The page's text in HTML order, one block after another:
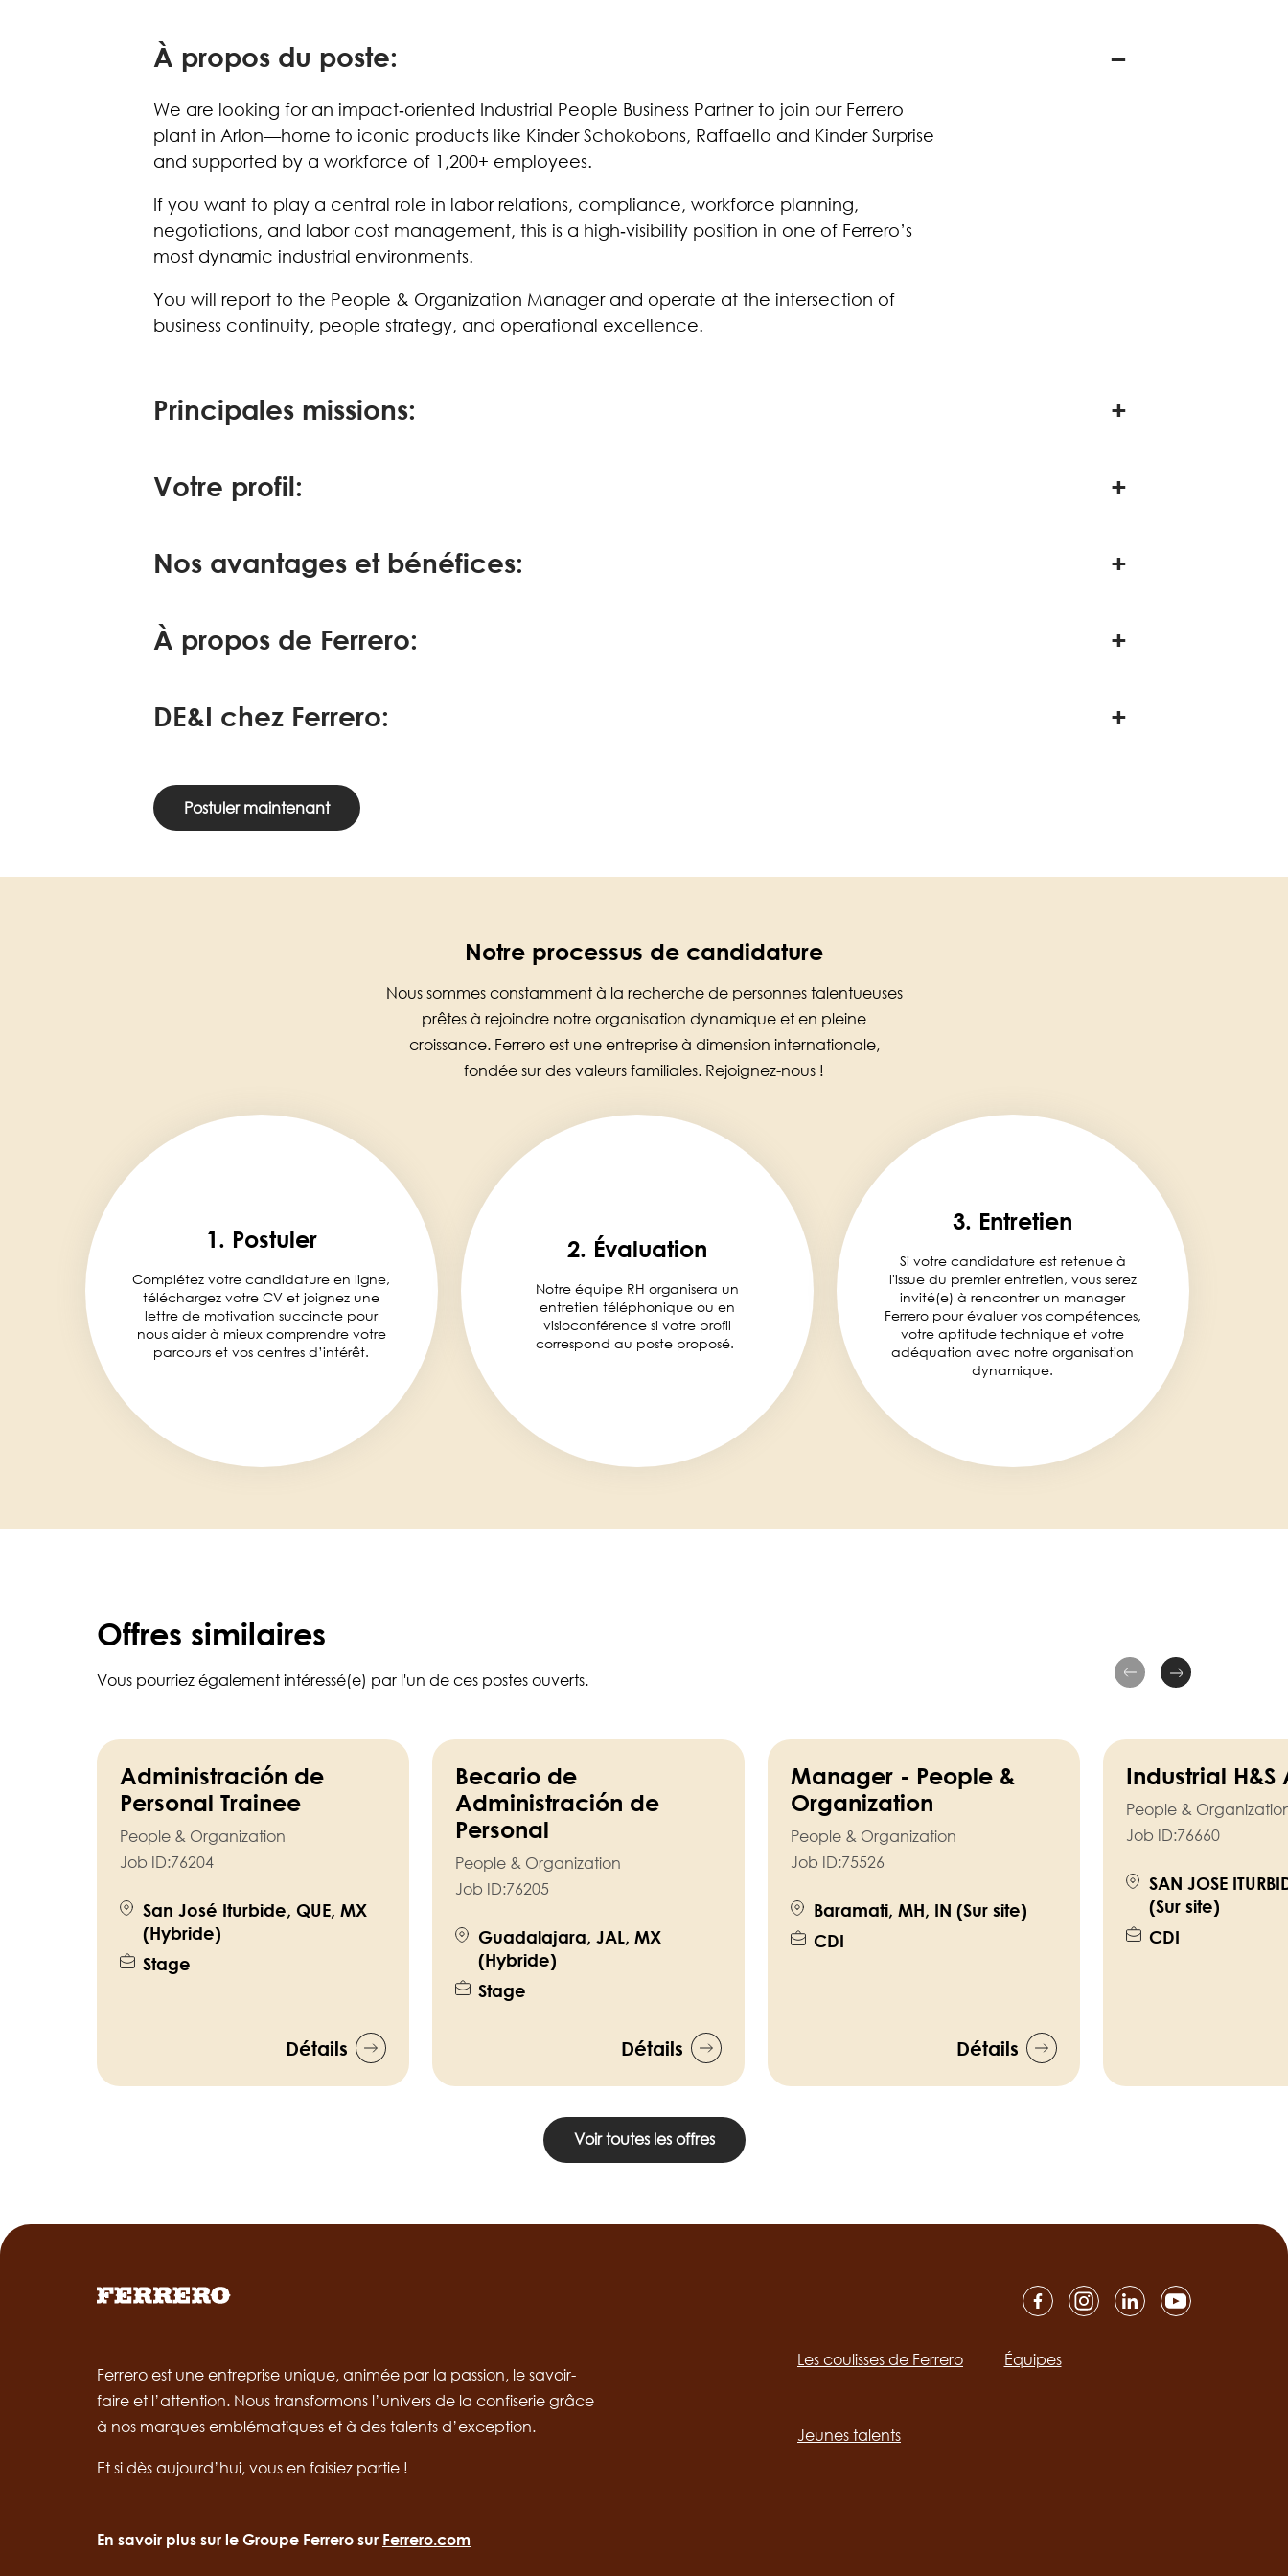
À propos du poste:
We are looking for an impact‑oriented Industrial People Business Partner to join our Ferrero
plant in Arlon—home to iconic products like Kinder Schokobons, Raffaello and Kinder Surprise
and supported by a workforce of 1,200+ employees.
If you want to play a central role in labor relations, compliance, workforce planning,
negotiations, and labor cost management, this is a high‑visibility position in one of Ferrero’s
most dynamic industrial environments.
You will report to the People & Organization Manager and operate at the intersection of
business continuity, people strategy, and operational excellence.
Principales missions:
Votre profil:
Nos avantages et bénéfices:
À propos de Ferrero:
DE&I chez Ferrero:
Postuler maintenant
Notre processus de candidature
Nous sommes constamment à la recherche de personnes talentueuses
prêtes à rejoindre notre organisation dynamique et en pleine
croissance. Ferrero est une entreprise à dimension internationale,
fondée sur des valeurs familiales. Rejoignez-nous !
1. Postuler
Complétez votre candidature en ligne,
téléchargez votre CV et joignez une
lettre de motivation succincte pour
nous aider à mieux comprendre votre
parcours et vos centres d’intérêt.
2. Évaluation
Notre équipe RH organisera un
entretien téléphonique ou en
visioconférence si votre profil
correspond au poste proposé.
3. Entretien
Si votre candidature est retenue à
l'issue du premier entretien, vous serez
invité(e) à rencontrer un manager
Ferrero pour évaluer vos compétences,
votre aptitude technique et votre
adéquation avec notre organisation
dynamique.
Offres similaires
Vous pourriez également intéressé(e) par l'un de ces postes ouverts.
Administración de
Personal Trainee
People & Organization
Job ID:76204
San José Iturbide, QUE, MX
(Hybride)
Stage
Détails
Becario de
Administración de
Personal
People & Organization
Job ID:76205
Guadalajara, JAL, MX
(Hybride)
Stage
Détails
Manager - People &
Organization
People & Organization
Job ID:75526
Baramati, MH, IN (Sur site)
CDI
Détails
Industrial H&S
People &
Job ID:76660
SAN JOSE
(Sur site)
CDI
Voir toutes les offres
Ferrero est une entreprise unique, animée par la passion, le savoir-
faire et l’attention. Nous transformons l’univers de la confiserie grâce
à nos marques emblématiques et à des talents d’exception.
Et si dès aujourd’hui, vous en faisiez partie !
En savoir plus sur le Groupe Ferrero sur Ferrero.com
Les coulisses de Ferrero Équipes
Jeunes talents